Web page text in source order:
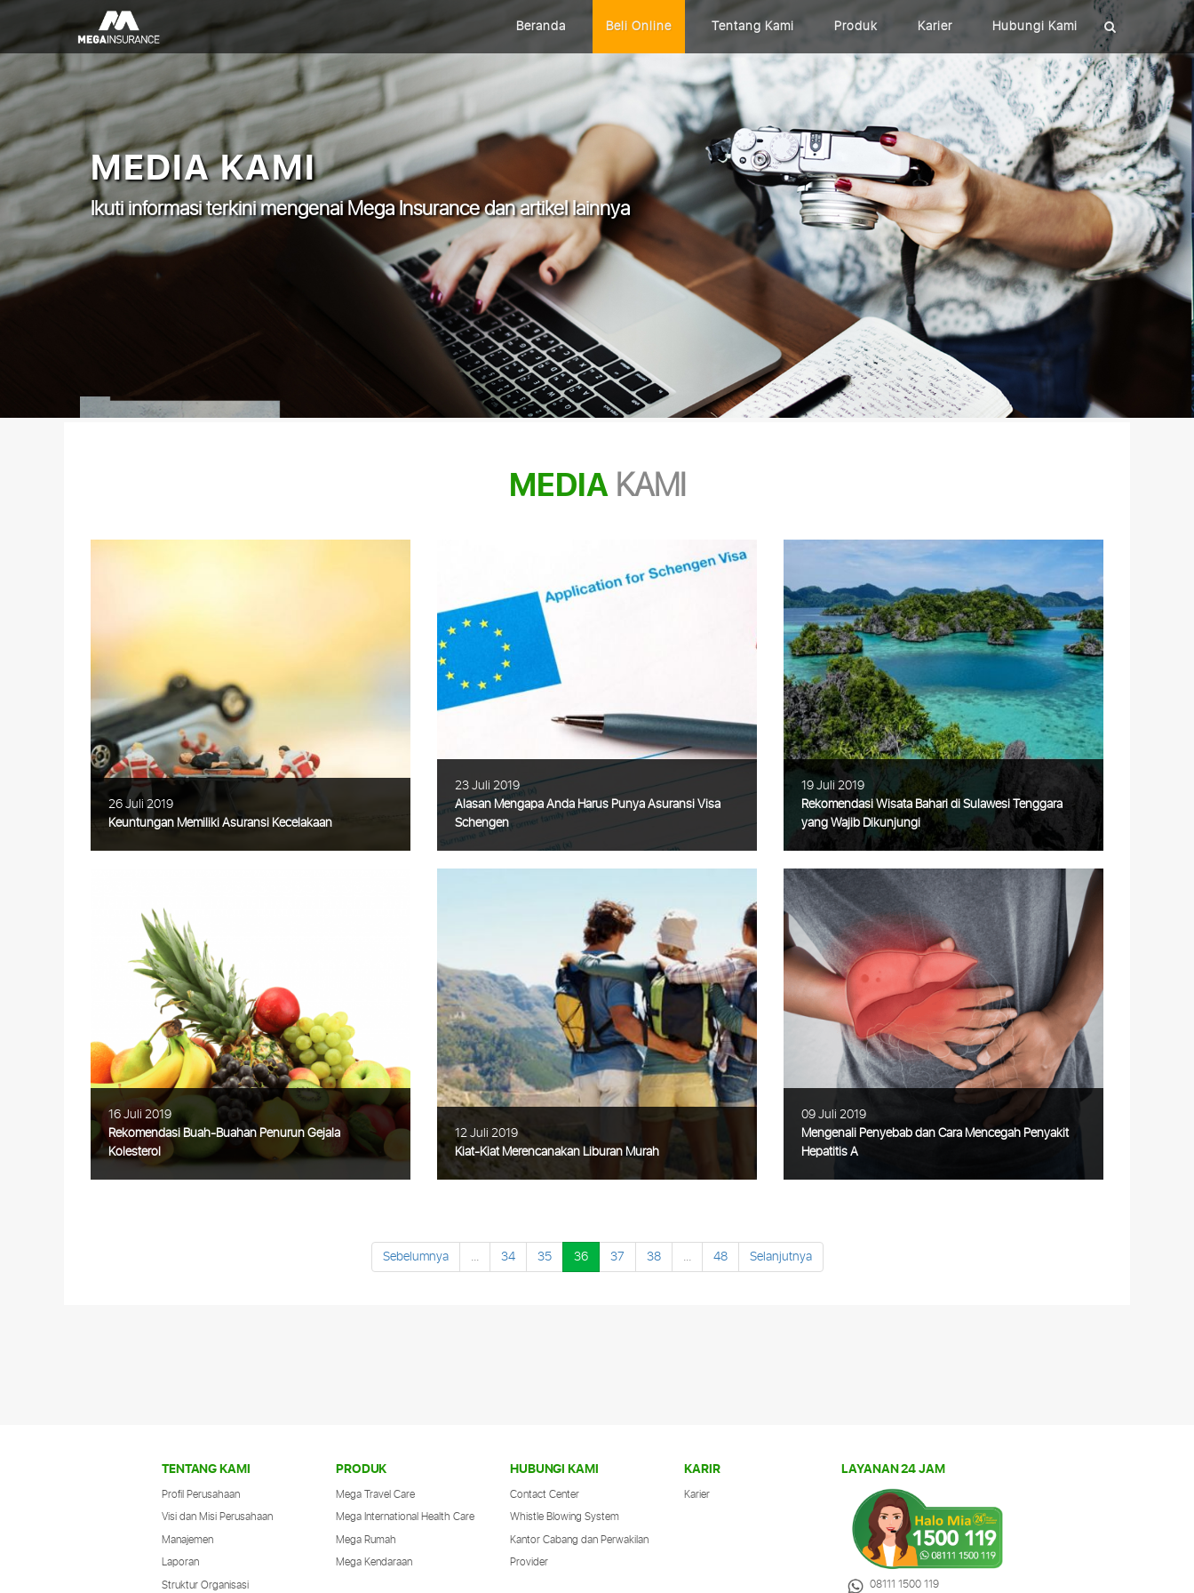
Beranda Beli Online Tentang Kami Produk Karier Hubungi Kami
MEDIA KAMI
Ikuti informasi terkini mengenai Mega Insurance dan artikel lainnya
MEDIAKAMI
26 Juli 2019
Keuntungan Memiliki Asuransi Kecelakaan
Keuntungan Memiliki Asuransi Kecelakaan
Akibat segudang aktivitas dan mobilitas
yang tinggi, kadang kita tidak dapat
menghindari berbagai risiko yang terjadi
pada tubuh kita. Kondisi tubuh yang
Selengkapnya
23 Juli 2019
Alasan Mengapa Anda Harus Punya Asuransi Visa
Schengen
Alasan Mengapa Anda Harus Punya
Asuransi Visa Schengen Anda berencana
pergi berlibur ataupun perjalanan bisnis ke
Eropa dalam waktu dekat ini? Satu hal
penting yang wajib Anda harus siapkan
adalah Selengkapnya
19 Juli 2019
Rekomendasi Wisata Bahari di Sulawesi Tenggara
yang Wajib Dikunjungi
Rekomendasi Wisata Bahari di Sulawesi
Tenggara yang Wajib Dikunjungi
Indonesia Timur memang tidak pernah
kehabisan destinasi wisata bahari yang
mempesona. Salah satu wilayah yang
wajib AndaSelengkapnya
16 Juli 2019
Rekomendasi Buah-Buahan Penurun Gejala
Kolesterol
12 Juli 2019
Kiat-Kiat Merencanakan Liburan Murah
09 Juli 2019
Mengenali Penyebab dan Cara Mencegah Penyakit
Hepatitis A
Sebelumnya ... 34 35 36 37 38 ... 48 Selanjutnya
TENTANG KAMI
Profil Perusahaan
Visi dan Misi Perusahaan
Manajemen
Laporan
Struktur Organisasi
PRODUK
Mega Travel Care
Mega International Health Care
Mega Rumah
Mega Kendaraan
HUBUNGI KAMI
Contact Center
Whistle Blowing System
Kantor Cabang dan Perwakilan
Provider
KARIR
Karier
LAYANAN 24 JAM
08111 1500 119